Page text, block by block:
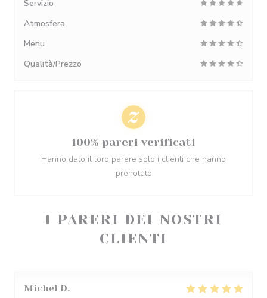
I PARERI DEI NOSTRI
CLIENTI
Michel D
Servizio
Atmosfera
Menu
Qualità/Prezzo
100% pareri verificati
Hanno dato il loro parere solo i clienti che hanno
prenotato